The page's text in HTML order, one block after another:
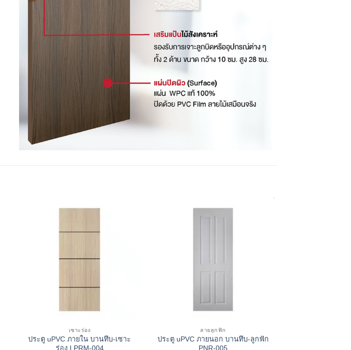
เซาะร่อง
ประตู uPVC ภายใน บานทึบ-เซาะ
ร่อง LPRM-004
ลายลูกฟัก
ประตู uPVC ภายนอก บานทึบ-ลูกฟัก
PNR-005